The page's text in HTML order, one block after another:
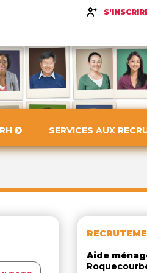
SERVICES AUX
Aide